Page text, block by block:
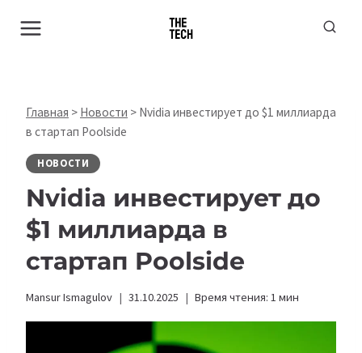
Главная > Новости > Nvidia инвестирует до $1 миллиарда
в стартап Poolside
НОВОСТИ
Nvidia инвестирует до
$1 миллиарда в
стартап Poolside
Mansur Ismagulov 31.10.2025 Время чтения: 1 мин